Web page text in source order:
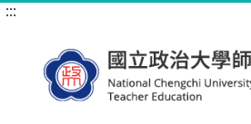
跳
:::